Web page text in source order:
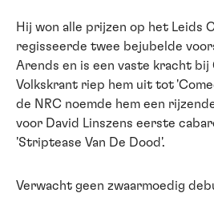
Hij won alle prijzen op het Leids
regisseerde twee bejubelde
Arends en is een vaste kracht bij
Volkskrant riep hem uit tot
de NRC noemde hem een
voor David Linszens eerste
'Striptease Van De Dood'.
Verwacht geen zwaarmoedig